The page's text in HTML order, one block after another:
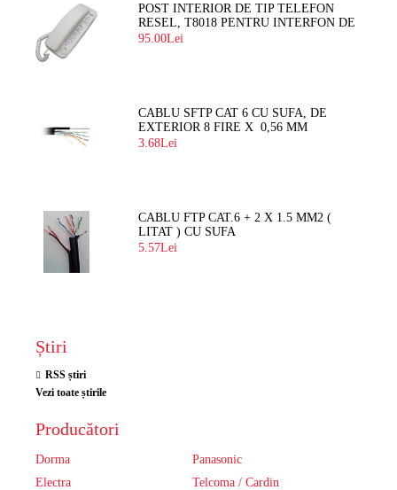
POST INTERIOR DE TIP TELEFON
RESEL, T8018 PENTRU INTERFON DE
BLOC
95.00Lei
CABLU SFTP CAT 6 CU SUFA, DE
EXTERIOR 8 FIRE X 0,56 MM
3.68Lei
CABLU FTP CAT.6 + 2 X 1.5 MM2 (
LITAT ) CU SUFA
5.57Lei
Știri
RSS știri
Vezi toate știrile
Producători
Dorma
Panasonic
Electra
Telcoma / Cardin